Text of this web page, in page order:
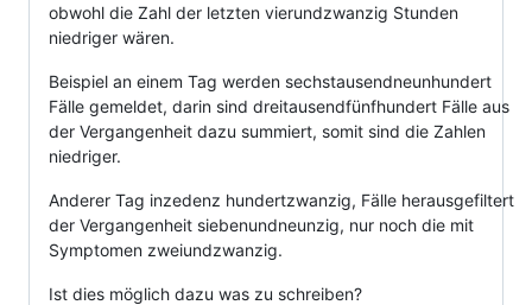
obwohl die Zahl der letzten vierundzwanzig Stunden
niedriger wären.
Beispiel an einem Tag werden sechstausendneunhundert
Fälle gemeldet, darin sind dreitausendfünfhundert Fälle aus
der Vergangenheit dazu summiert, somit sind die Zahlen
niedriger.
Anderer Tag inzedenz hundertzwanzig, Fälle herausgefiltert
der Vergangenheit siebenundneunzig, nur noch die mit
Symptomen zweiundzwanzig.
Ist dies möglich dazu was zu schreiben?